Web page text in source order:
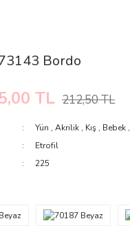
Bordo
TL 212,50 TL
Yün ,Akrilik , Kış , Bebek ,
Etrofil
225